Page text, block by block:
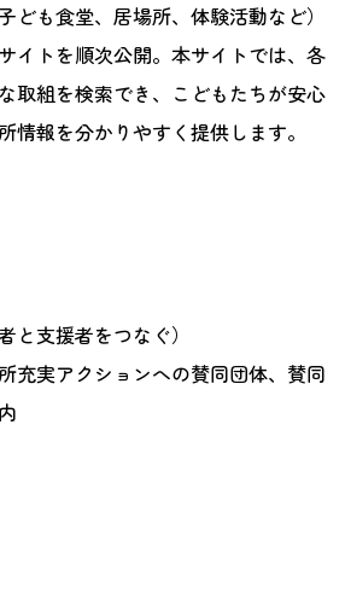
ども食堂、居場所、体験活動など）
イトを順次公開。本サイトでは、各
取組を検索でき、こどもたちが安心
情報を分かりやすく提供します。
と支援者をつなぐ）
充実アクションへの賛同団体、賛同